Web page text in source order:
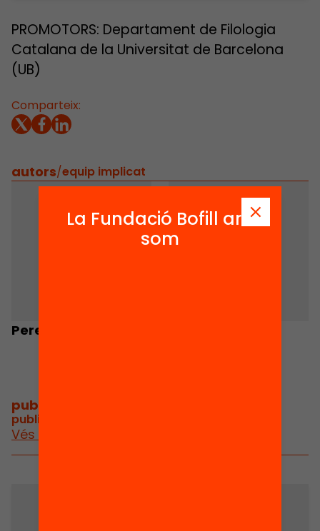
Comparteix:
PROMOTORS: Departament de Filologia
Catalana de la Universitat de Barcelona
(UB)
autors/equip implicat
Pere Rosselló
publicacions i vídeos
publicacions i vídeos relacionats
Vés a publicacions i vídeos
La Fundació Bofill ara
som